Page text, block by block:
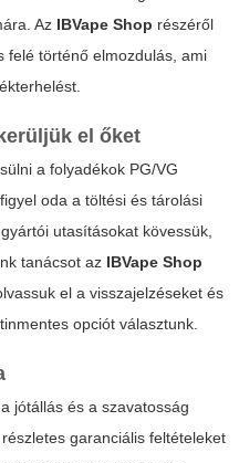
Az IBVape Shop részéről
felé történő elmozdulás, ami
el őket
a folyadékok PG/VG
oda a töltési és tárolási
utasításokat kövessük,
tanácsot az IBVape Shop
el a visszajelzéseket és
opciót választunk.
jótállás és a szavatosság
garanciális feltételeket